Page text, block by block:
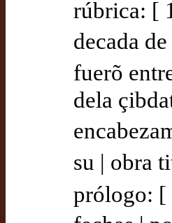
rúbrica: [
decada
fuerõ
dela
su | obra
prólogo: [